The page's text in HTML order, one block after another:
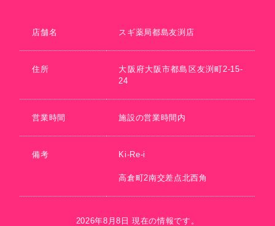
店舗名 スギ薬局都島友渕店
住所
大阪府大阪市都島区友渕町2-15-
24
営業時間 施設の営業時間内
備考 Ki-Re-i
高倉町2南交差点北西角
2026年8月8日 現在の情報です。